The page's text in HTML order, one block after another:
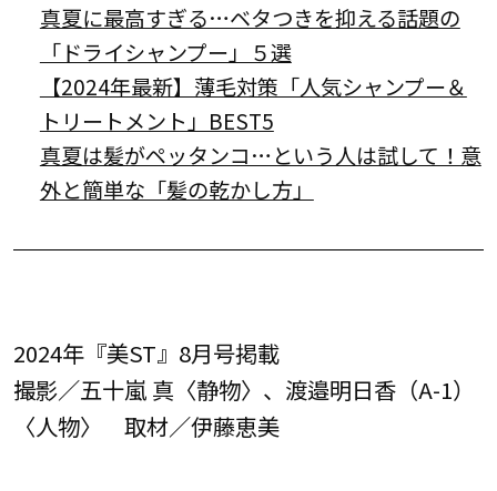
真夏に最高すぎる…ベタつきを抑える話題の
「ドライシャンプー」５選
【2024年最新】薄毛対策「人気シャンプー＆
トリートメント」BEST5
真夏は髪がペッタンコ…という人は試して！意
外と簡単な「髪の乾かし方」
2024年『美ST』8月号掲載
撮影／五十嵐 真〈静物〉、渡邉明日香（A-1）
〈人物〉 取材／伊藤恵美